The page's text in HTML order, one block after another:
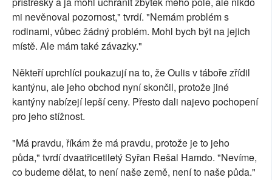
mi nevěnoval pozornost," tvrdí. "Nemám problém s
rodinami, vůbec žádný problém. Mohl bych být na jejich
místě. Ale mám také závazky."
Někteří uprchlíci poukazují na to, že Oulis v táboře zřídil
kantýnu, ale jeho obchod nyní skončil, protože jiné
kantýny nabízejí lepší ceny. Přesto dali najevo pochopení
pro jeho stížnost.
"Má pravdu, říkám že má pravdu, protože je to jeho
půda," tvrdí dvaatřicetiletý Syřan Rešal Hamdo. "Nevíme,
co budeme dělat, to není naše země, není to naše půda."